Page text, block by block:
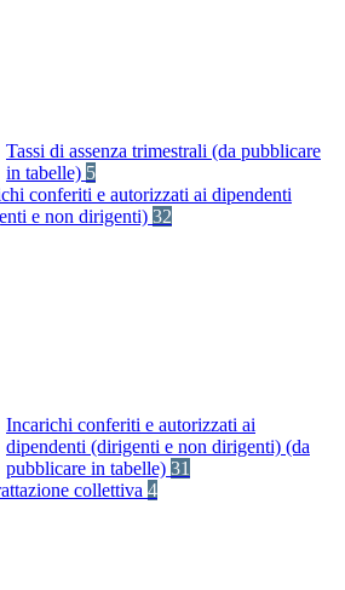
Tassi di assenza trimestrali (da pubblicare
in tabelle) 5
conferiti e autorizzati ai dipendenti
e non dirigenti) 32
Incarichi conferiti e autorizzati ai
dipendenti (dirigenti e non dirigenti) (da
pubblicare in tabelle) 31
collettiva 4